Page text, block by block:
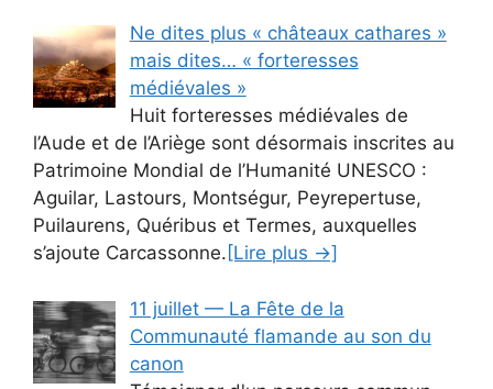
Ne dites plus « châteaux cathares »
mais dites… « forteresses
médiévales »
Huit forteresses médiévales de
l’Aude et de l’Ariège sont désormais inscrites au
Patrimoine Mondial de l’Humanité UNESCO :
Aguilar, Lastours, Montségur, Peyrepertuse,
Puilaurens, Quéribus et Termes, auxquelles
s’ajoute Carcassonne. [Lire plus →]
11 juillet — La Fête de la
Communauté flamande au son du
canon